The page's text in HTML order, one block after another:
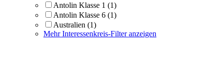
Antolin Klasse 1 (1)
Antolin Klasse 6 (1)
Australien (1)
Mehr Interessenkreis-Filter anzeigen